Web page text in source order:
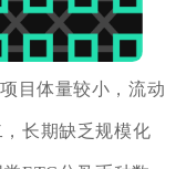
目体量较小，流动
长期缺乏规模化